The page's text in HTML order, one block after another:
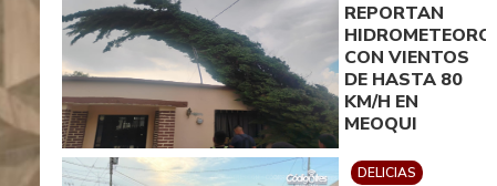
REPORTAN
HIDROMETEORO
CON VIENTOS
DE HASTA 80
KM/H EN
MEOQUI
DELICIAS